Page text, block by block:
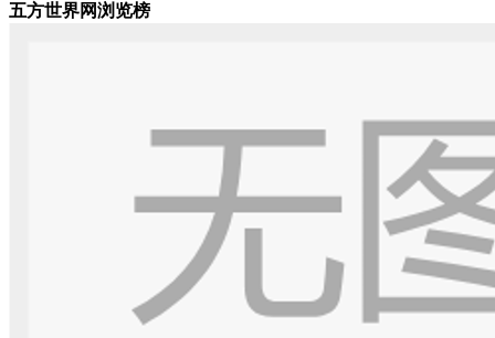
五方世界网浏览榜